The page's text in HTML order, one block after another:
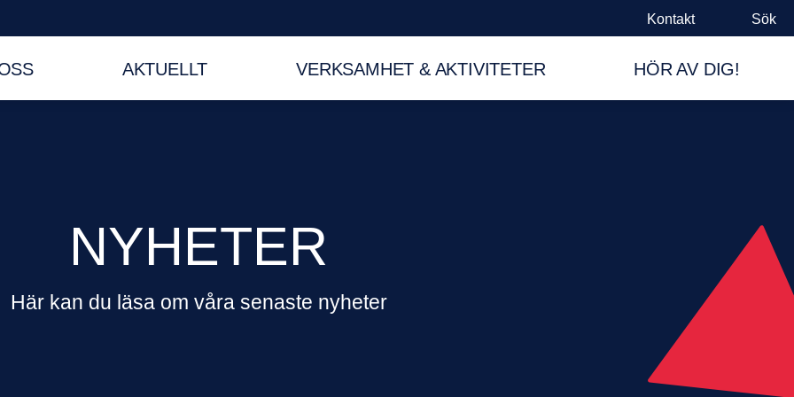
Kontakt Sök
AKTUELLT VERKSAMHET & AKTIVITETER HÖR AV DIG!
NYHETER
Här kan du läsa om våra senaste nyheter